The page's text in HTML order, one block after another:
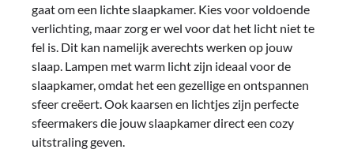
gaat om een lichte slaapkamer. Kies voor voldoende
verlichting, maar zorg er wel voor dat het licht niet te
fel is. Dit kan namelijk averechts werken op jouw
slaap. Lampen met warm licht zijn ideaal voor de
slaapkamer, omdat het een gezellige en ontspannen
sfeer creëert. Ook kaarsen en lichtjes zijn perfecte
sfeermakers die jouw slaapkamer direct een cozy
uitstraling geven.